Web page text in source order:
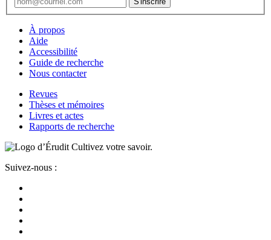
À propos
Aide
Accessibilité
Guide de recherche
Nous contacter
Revues
Thèses et mémoires
Livres et actes
Rapports de recherche
Cultivez votre savoir.
Suivez-nous :